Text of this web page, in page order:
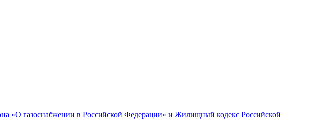
«О газоснабжении в Российской Федерации» и Жилищный кодекс Российской